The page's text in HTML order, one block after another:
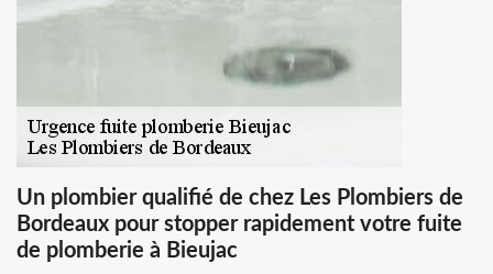
Un plombier qualifié de chez Les Plombiers de
Bordeaux pour stopper rapidement votre fuite
de plomberie à Bieujac